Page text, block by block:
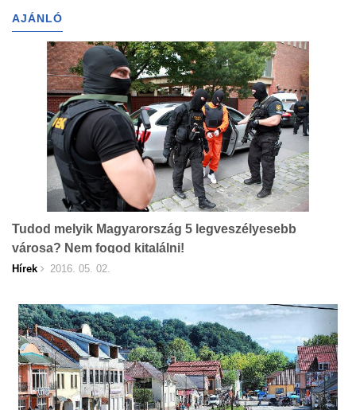
AJÁNLÓ
Tudod melyik Magyarország 5 legveszélyesebb
városa? Nem fogod kitalálni!
Hírek 2016. 05. 02.